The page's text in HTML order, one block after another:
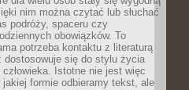
nim można czytać lub słuchać
podróży, spaceru czy
obowiązków. To
potrzeba kontaktu z literaturą
dostosowuje się do stylu życia
człowieka. Istotne nie jest więc
jakiej formie odbieramy tekst, ale